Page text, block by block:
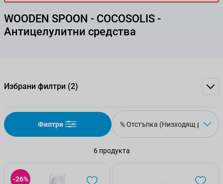
WOODEN SPOON - COCOSOLIS -
Антицелулитни средства
Избрани филтри (2)
Филтри
6продукта
-26%